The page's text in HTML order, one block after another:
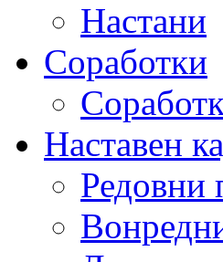
Настани
Соработки
Наставен
Редовни